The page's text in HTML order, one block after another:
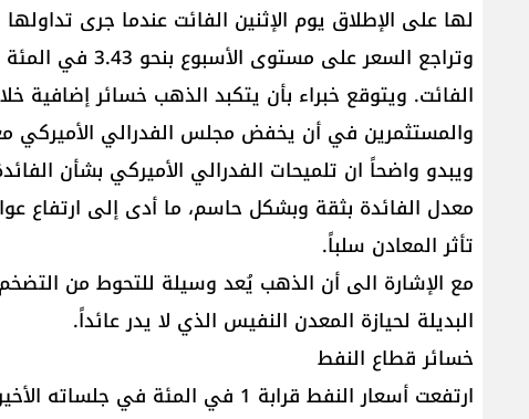
لها على الإطلاق يوم الإثنين الفائت عندما جرى تداولها قرب
وتراجع السعر
الفائت. ويتوقع خبراء بأن يتكبد الذهب خسائر إضافية
والمستثمرين في أن يخفض مجلس الفدرالي الأميركي
ويبدو واضحاً ان تلميحات الفدرالي الأميركي بشأن
معدل الفائدة بثقة وبشكل حاسم، ما أدى إلى ارتفاع
تأثر المعادن سلباً.
مع الإشارة الى أن الذهب يُعد وسيلة للتحوط من
البديلة لحيازة المعدن النفيس الذي لا يدر عائداً.
خسائر قطاع النفط
ارتفعت أسعار النفط قرابة 1 في